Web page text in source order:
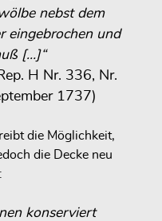
nebst dem
eingebrochen und
[…]“
H Nr. 336, Nr.
1737)
die Möglichkeit,
die Decke neu
konserviert